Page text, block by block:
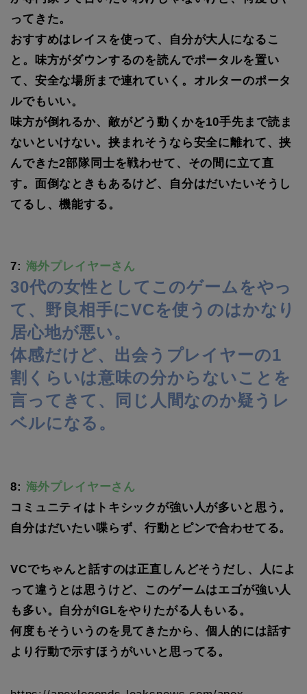
ってきた。
おすすめはレイスを使って、自分が大人になるこ
と。味方がダウンするのを読んでポータルを置い
て、安全な場所まで連れていく。オルターのポータ
ルでもいい。
味方が倒れるか、敵がどう動くかを10手先まで読ま
ないといけない。挟まれそうなら安全に離れて、挟
んできた2部隊同士を戦わせて、その間に立て直
す。面倒なときもあるけど、自分はだいたいそうし
てるし、機能する。
7: 海外プレイヤーさん
30代の女性としてこのゲームをやっ
て、野良相手にVCを使うのはかなり
居心地が悪い。
体感だけど、出会うプレイヤーの1
割くらいは意味の分からないことを
言ってきて、同じ人間なのか疑うレ
ベルになる。
8: 海外プレイヤーさん
コミュニティはトキシックが強い人が多いと思う。
自分はだいたい喋らず、行動とピンで合わせてる。
VCでちゃんと話すのは正直しんどそうだし、人によ
って違うとは思うけど、このゲームはエゴが強い人
も多い。自分がIGLをやりたがる人もいる。
何度もそういうのを見てきたから、個人的には話す
より行動で示すほうがいいと思ってる。